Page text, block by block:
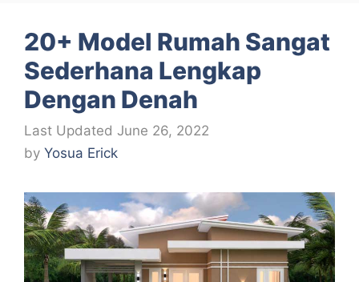
20+ Model Rumah Sangat
Sederhana Lengkap
Dengan Denah
June 26, 2022
by Yosua Erick